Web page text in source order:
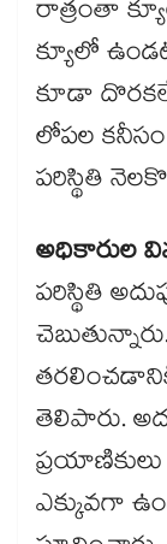
రాత్రంతా
క్యూలో
కూడా
లోపల
పరిస్థితి
అధికారుల
పరిస్థితి
తెలిపారు.
ప్రయాణికులు
ఎక్కువగా